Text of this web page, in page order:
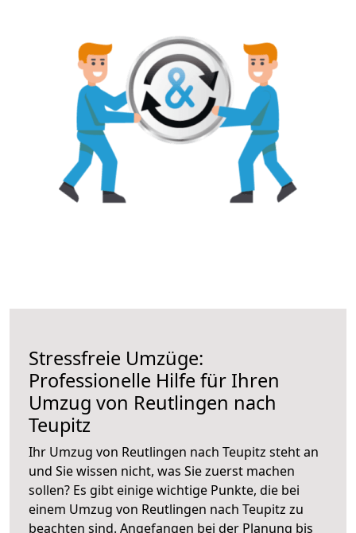
Stressfreie Umzüge:
Professionelle Hilfe für Ihren
Umzug von Reutlingen nach
Teupitz
Ihr Umzug von Reutlingen nach Teupitz steht an
und Sie wissen nicht, was Sie zuerst machen
sollen? Es gibt einige wichtige Punkte, die bei
einem Umzug von Reutlingen nach Teupitz zu
beachten sind. Angefangen bei der Planung bis